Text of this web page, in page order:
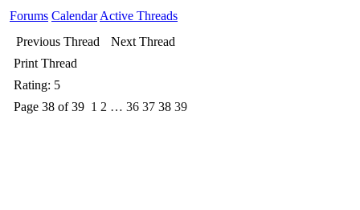
Forums Calendar Active Threads
Previous Thread
Next Thread
Print Thread
Rating: 5
Page 38 of 39 1 2 … 36 37 38 39